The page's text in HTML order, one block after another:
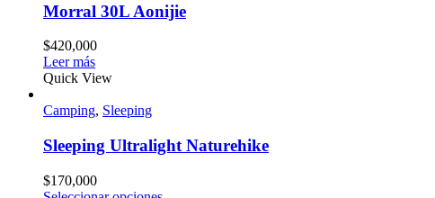
Morral 30L Aonijie
$420,000
Leer más
Quick View
Camping, Sleeping
Sleeping Ultralight Naturehike
$170,000